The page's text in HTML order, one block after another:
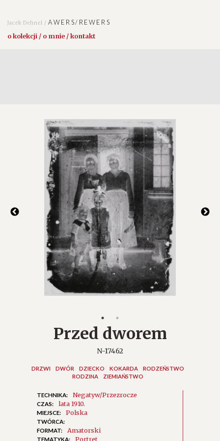
Jacek Dehnel /AWERS/REWERS
o kolekcji / o mnie / kontakt
Przed dworem
N-17462
DRZWI DWÓR DZIECKO KOKARDA
RODZEŃSTWO
RODZINA
ZIEMIAŃSTWO
TECHNIKA: Negatyw/Przezrocze
CZAS: lata 1910.
MIEJSCE: Polska
TWÓRCA:
FORMAT:
Amatorski
TEMATYKA: Portret